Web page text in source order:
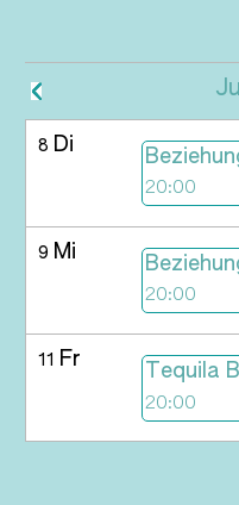
8 Di
20:00
9 Mi
20:00
11 Fr
Tequila
20:00